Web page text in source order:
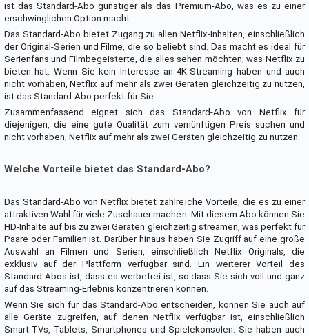
ist das Standard-Abo günstiger als das Premium-Abo, was es zu einer
erschwinglichen Option macht.
Das Standard-Abo bietet Zugang zu allen Netflix-Inhalten, einschließlich
der Original-Serien und Filme, die so beliebt sind. Das macht es ideal für
Serienfans und Filmbegeisterte, die alles sehen möchten, was Netflix zu
bieten hat. Wenn Sie kein Interesse an 4K-Streaming haben und auch
nicht vorhaben, Netflix auf mehr als zwei Geräten gleichzeitig zu nutzen,
ist das Standard-Abo perfekt für Sie.
Zusammenfassend eignet sich das Standard-Abo von Netflix für
diejenigen, die eine gute Qualität zum vernünftigen Preis suchen und
nicht vorhaben, Netflix auf mehr als zwei Geräten gleichzeitig zu nutzen.
Welche Vorteile bietet das Standard-Abo?
Das Standard-Abo von Netflix bietet zahlreiche Vorteile, die es zu einer
attraktiven Wahl für viele Zuschauer machen. Mit diesem Abo können Sie
HD-Inhalte auf bis zu zwei Geräten gleichzeitig streamen, was perfekt für
Paare oder Familien ist. Darüber hinaus haben Sie Zugriff auf eine große
Auswahl an Filmen und Serien, einschließlich Netflix Originals, die
exklusiv auf der Plattform verfügbar sind. Ein weiterer Vorteil des
Standard-Abos ist, dass es werbefrei ist, so dass Sie sich voll und ganz
auf das Streaming-Erlebnis konzentrieren können.
Wenn Sie sich für das Standard-Abo entscheiden, können Sie auch auf
alle Geräte zugreifen, auf denen Netflix verfügbar ist, einschließlich
Smart-TVs, Tablets, Smartphones und Spielekonsolen. Sie haben auch